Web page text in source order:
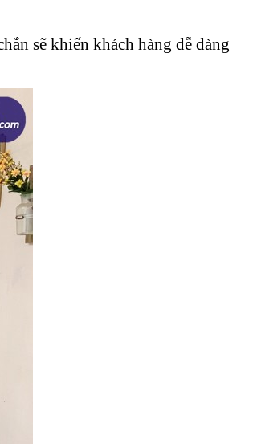
sẽ khiến khách hàng dễ dàng